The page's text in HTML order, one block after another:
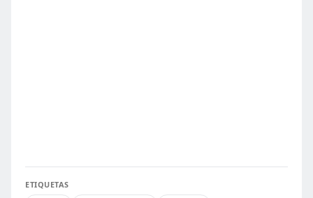
ETIQUETAS